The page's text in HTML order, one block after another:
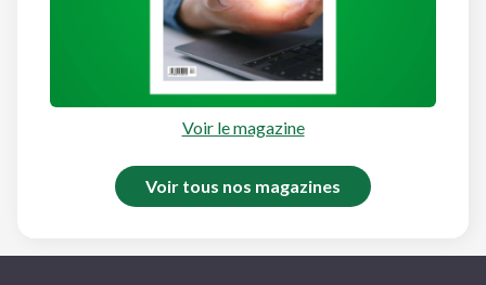
Voir le magazine
Voir tous nos magazines